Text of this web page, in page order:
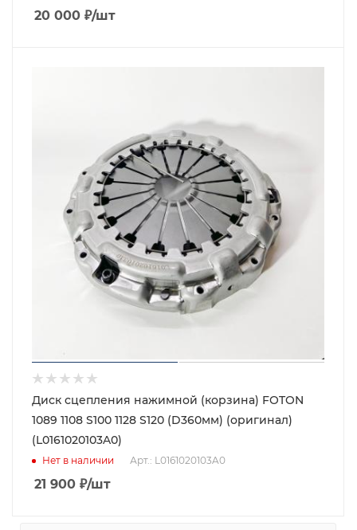
20 000 ₽/шт
Диск сцепления нажимной (корзина) FOTON
1089 1108 S100 1128 S120 (D360мм) (оригинал)
(L0161020103A0)
Нет в наличии Арт.: L0161020103A0
21 900 ₽/шт